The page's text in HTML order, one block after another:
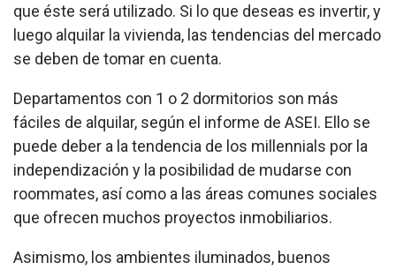
que éste será utilizado. Si lo que deseas es invertir, y
luego alquilar la vivienda, las tendencias del mercado
se deben de tomar en cuenta.
Departamentos con 1 o 2 dormitorios son más
fáciles de alquilar, según el informe de ASEI. Ello se
puede deber a la tendencia de los millennials por la
independización y la posibilidad de mudarse con
roommates, así como a las áreas comunes sociales
que ofrecen muchos proyectos inmobiliarios.
Asimismo, los ambientes iluminados, buenos